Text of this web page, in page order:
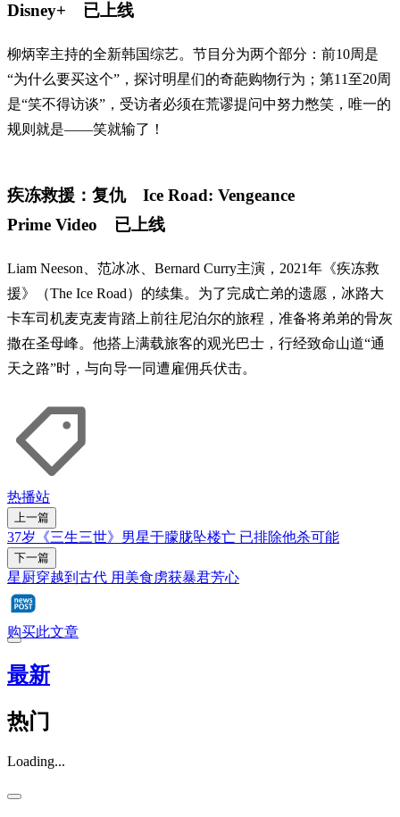
Disney+ 已上线
柳炳宰主持的全新韩国综艺。节目分为两个部分：前10周是
“为什么要买这个”，探讨明星们的奇葩购物行为；第11至20周
是“笑不得访谈”，受访者必须在荒谬提问中努力憋笑，唯一的
规则就是——笑就输了！
疾冻救援：复仇 Ice Road: Vengeance
Prime Video 已上线
Liam Neeson、范冰冰、Bernard Curry主演，2021年《疾冻救
援》（The Ice Road）的续集。为了完成亡弟的遗愿，冰路大
卡车司机麦克麦肯踏上前往尼泊尔的旅程，准备将弟弟的骨灰
撒在圣母峰。他搭上满载旅客的观光巴士，行经致命山道“通
天之路”时，与向导一同遭雇佣兵伏击。
热播站
上一篇
37岁《三生三世》男星于朦胧坠楼亡 已排除他杀可能
下一篇
星厨穿越到古代 用美食虏获暴君芳心
购买此文章
最新
热门
Loading...